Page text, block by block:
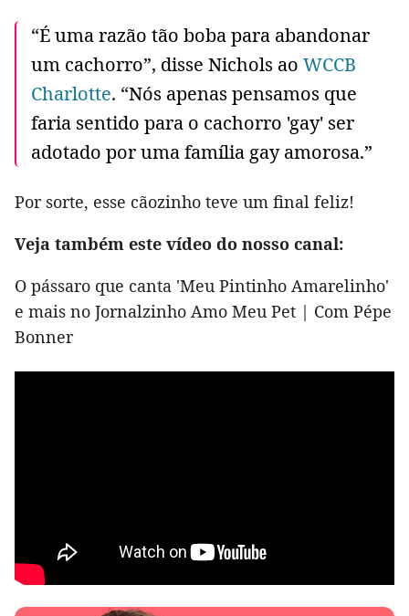
“É uma razão tão boba para abandonar
um cachorro”, disse Nichols ao WCCB
Charlotte. “Nós apenas pensamos que
faria sentido para o cachorro 'gay' ser
adotado por uma família gay amorosa.”
Por sorte, esse cãozinho teve um final feliz!
Veja também este vídeo do nosso canal:
O pássaro que canta 'Meu Pintinho Amarelinho'
e mais no Jornalzinho Amo Meu Pet | Com Pépe
Bonner